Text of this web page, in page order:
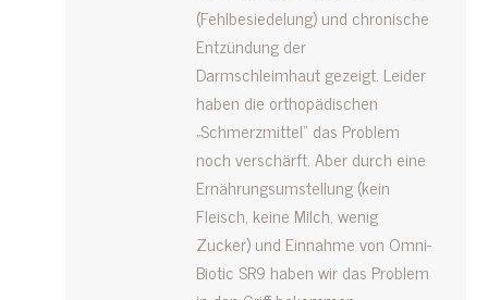
(Fehlbesiedelung) und chronische
Entzündung der
Darmschleimhaut gezeigt. Leider
haben die orthopädischen
„Schmerzmittel“ das Problem
noch verschärft. Aber durch eine
Ernährungsumstellung (kein
Fleisch, keine Milch, wenig
Zucker) und Einnahme von Omni-
Biotic SR9 haben wir das Problem